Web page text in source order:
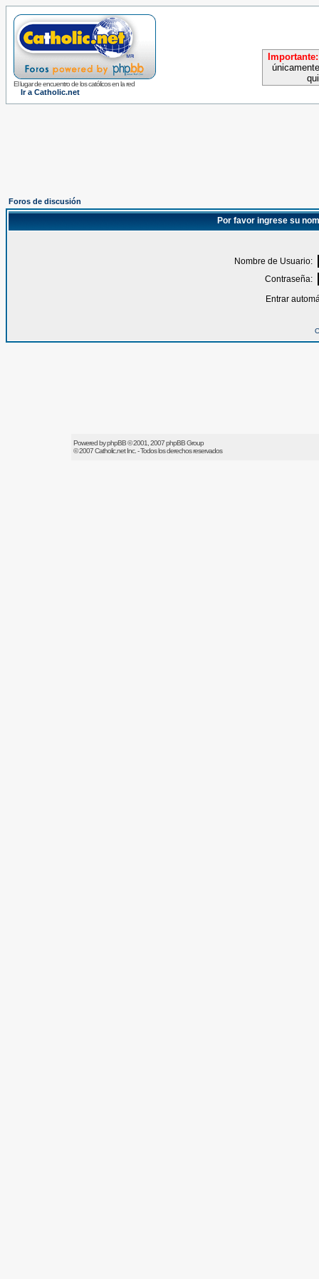
El lugar de encuentro de los católicos en la red
Ir a Catholic.net
Importante:
Foros de discusión
Por favor ingrese su
Nombre de Usuario:
Contraseña:
Entrar
Powered byphpBB© 2001, 2007 phpBB Group
© 2007Catholic.netInc. - Todos los derechos reservados